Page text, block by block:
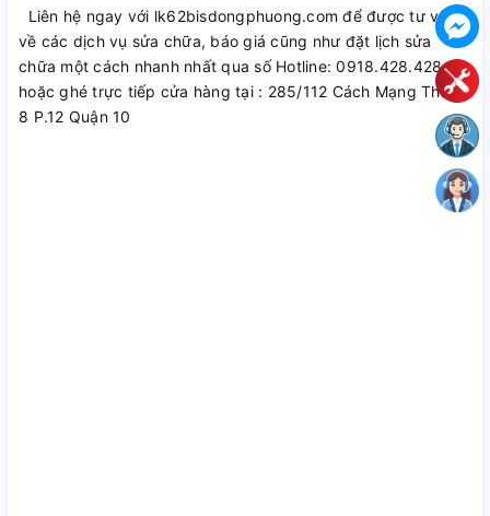
Liên hệ ngay với lk62bisdongphuong.com để được tư vấn
về các dịch vụ sửa chữa, báo giá cũng như đặt lịch sửa
chữa một cách nhanh nhất qua số Hotline: 0918.428.428
hoặc ghé trực tiếp cửa hàng tại : 285/112 Cách Mạng Tháng
8 P.12 Quận 10